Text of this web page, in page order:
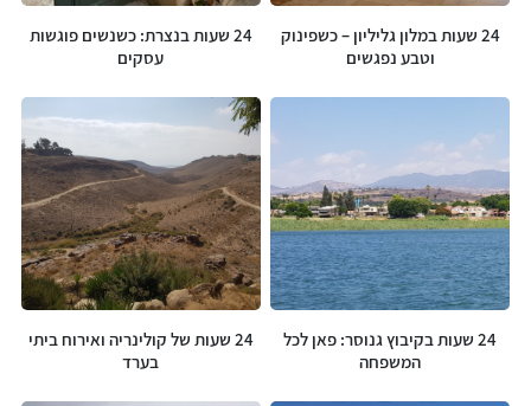
24 שעות במלון גליליון – כשפינוק
וטבע נפגשים
24 שעות בנצרת: כשנשים פוגשות
עסקים
24 שעות בקיבוץ גנוסר: פאן לכל
המשפחה
24 שעות של קולינריה ואירוח ביתי
בערד